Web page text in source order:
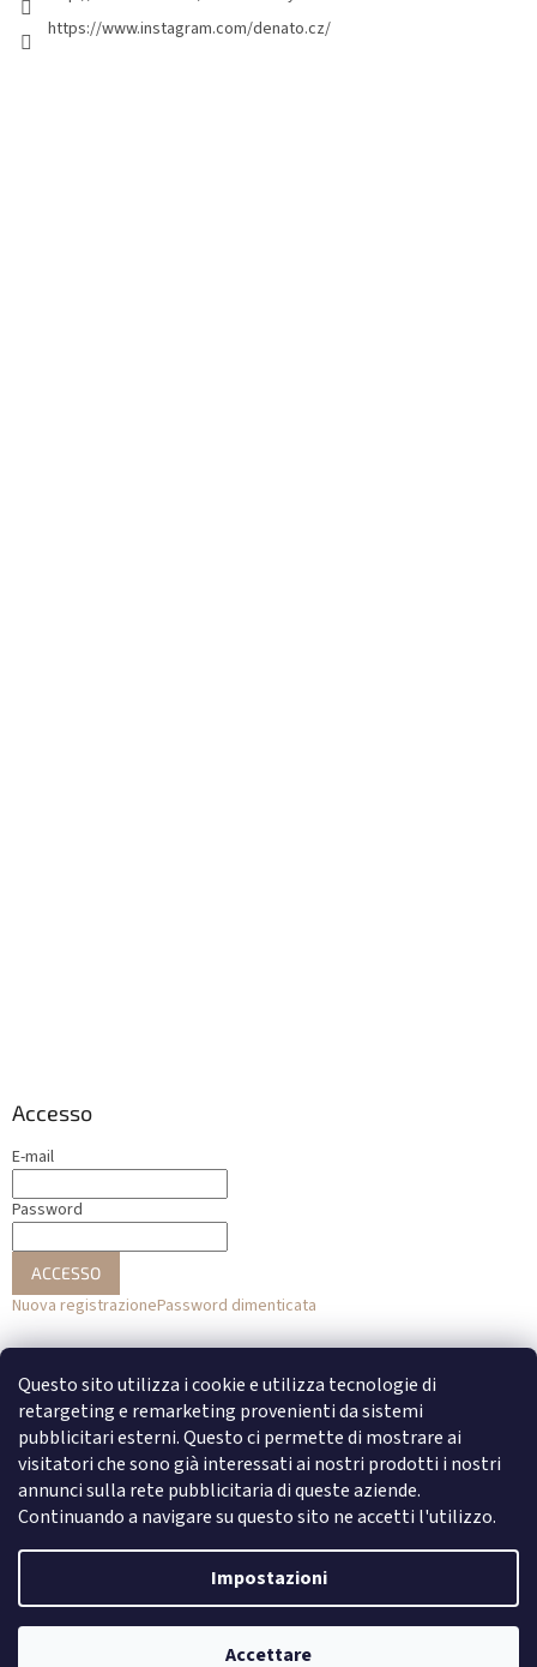
Questo sito utilizza i cookie e utilizza tecnologie di
retargeting e remarketing provenienti da sistemi
pubblicitari esterni. Questo ci permette di mostrare ai
visitatori che sono già interessati ai nostri prodotti i nostri
annunci sulla rete pubblicitaria di queste aziende.
Continuando a navigare su questo sito ne accetti l'utilizzo.
Impostazioni
Accettare
https://www.instagram.com/denato.cz/
Accesso
E-mail
Password
ACCESSO
Nuova registrazionePassword dimenticata
o
Accesso con Facebook
Accesso con Google
Copyright 2026DENATO. Tutti i diritti riservati.Modifica delle
impostazioni dei cookie